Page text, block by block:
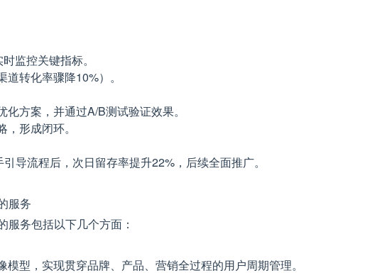
监控关键指标。
转化率骤降10%）。
方案，并通过A/B测试验证效果。
形成闭环。
导流程后，次日留存率提升22%，后续全面推广。
服务
服务包括以下几个方面：
型，实现贯穿品牌、产品、营销全过程的用户周期管理。